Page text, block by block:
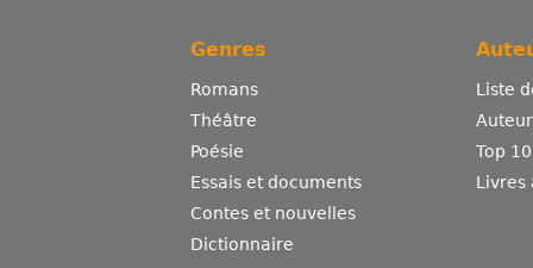
Genres
Romans
Théâtre
Poésie
Essais et documents
Contes et nouvelles
Dictionnaire
Liste
Top
Livres